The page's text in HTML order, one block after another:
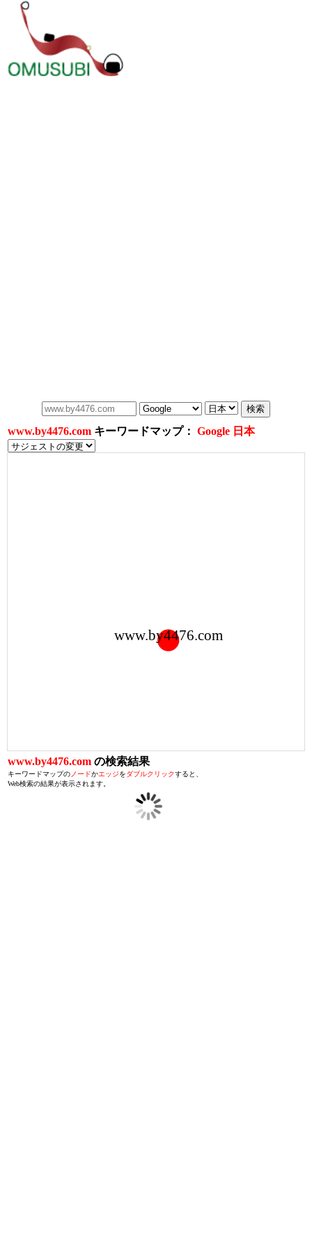
www.by4476.com キーワードマップ：Google 日本
www.by4476.com
www.by4476.com の検索結果
キーワードマップの ノードかエッジをダブルクリックすると、
Web検索の結果が表示されます。